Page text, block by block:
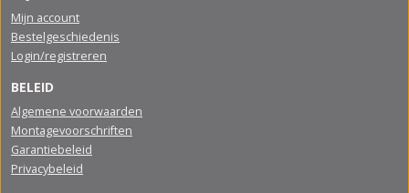
Mijn account
Bestelgeschiedenis
Login/registreren
BELEID
Algemene voorwaarden
Montagevoorschriften
Garantiebeleid
Privacybeleid